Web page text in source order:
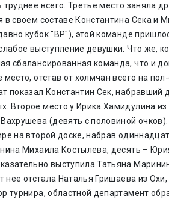
труднее всего. Третье место заняла
в своем составе Константина Сека и
кубок "ВР"), этой команде
выступление девушки. Что же,
сбалансированная команда, что и
место, отстав от холмчан всего на
показал Константин Сек, набравший
Второе место у Ирика Хамидулина из
(девять с половиной
на второй доске, набрав
Михаила Костылева, десять –
выступила Татьяна
нее отстала Наталья Гришаева из
турнира, областной департамент